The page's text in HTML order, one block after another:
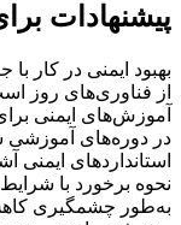
پیشنهادات
بهبود ایمنی در کار با
از فناوری‌های روز
آموزش‌های ایمنی
در دوره‌های آموزشی
استانداردهای
نحوه برخورد با
به‌طور چشمگیری